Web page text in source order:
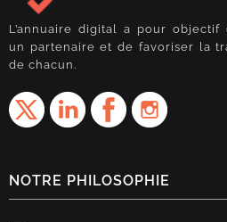
L’annuaire digital a pour
un partenaire et de favoriser la
de chacun.
NOTRE PHILOSOPHIE